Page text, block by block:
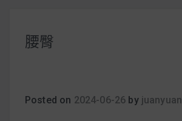
析：成分、營養價值及其優缺點
腰臀
Posted on 2024-06-26 by juanyuan